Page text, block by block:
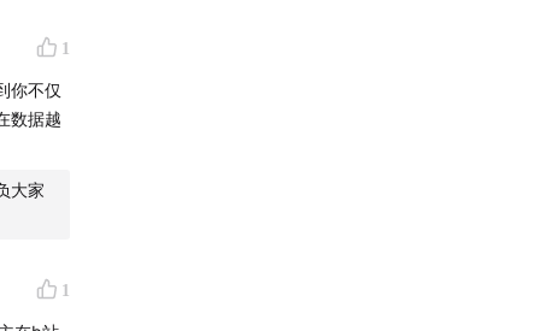
1
你不仅
数据越
大家
1